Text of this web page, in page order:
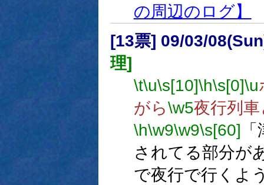
の周辺のログ】
[13票] 09/03/
理]
\t\u\s[10]\h\s[0]\u
がら\w5夜行列
\h\w9\w9\s[60]
されてる部分が
で夜行で行くよ